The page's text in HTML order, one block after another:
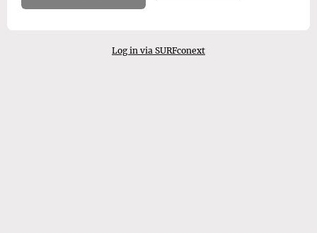
Log in via SURFconext